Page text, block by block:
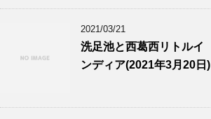
2021/03/21
洗足池と西葛西リトルイ
ンディア(2021年3月20日)